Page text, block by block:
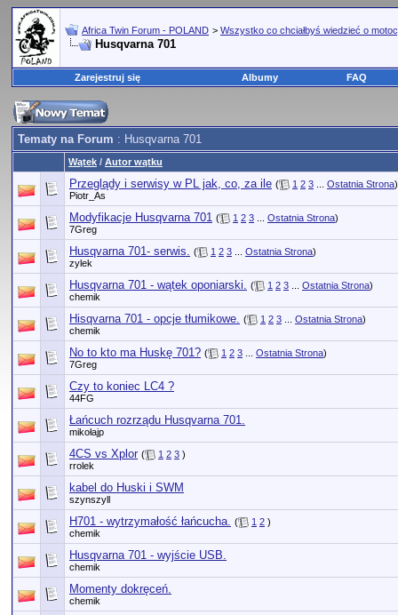
Africa Twin Forum - POLAND > Wszystko co chciałbyś wiedzieć o
Husqvarna 701
Zarejestruj się Albumy FAQ
Tematy na Forum : Husqvarna 701
Wątek / Autor wątku
Przeglądy i serwisy w PL jak, co, za ile ( 1 2 3 Ostatnia Strona)
Piotr_As
Modyfikacje Husqvarna 701 ( 1 2 3 Ostatnia Strona)
7Greg
Husqvarna 701- serwis. ( 1 2 3 Ostatnia Strona)
zylek
Husqvarna 701 - wątek oponiarski. ( 1 2 3 Ostatnia Strona)
chemik
Hisqvarna 701 - opcje tłumikowe. ( 1 2 3 Ostatnia Strona)
chemik
No to kto ma Huskę 701? ( 1 2 3 Ostatnia Strona)
7Greg
Czy to koniec LC4 ?
44FG
Łańcuch rozrządu Husqvarna 701.
mikołajp
4CS vs Xplor ( 1 2 3 )
rrolek
kabel do Huski i SWM
szynszyll
H701 - wytrzymałość łańcucha. ( 1 2 )
chemik
Husqvarna 701 - wyjście USB.
chemik
Momenty dokręceń.
chemik